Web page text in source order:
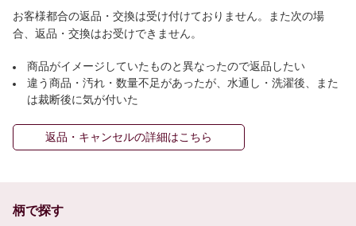
お客様都合の返品・交換は受け付けておりません。また次の場
合、返品・交換はお受けできません。
商品がイメージしていたものと異なったので返品したい
違う商品・汚れ・数量不足があったが、水通し・洗濯後、また
は裁断後に気が付いた
返品・キャンセルの詳細はこちら
柄で探す